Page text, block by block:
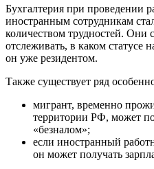
Бухгалтерия при проведении
иностранным сотрудникам
количеством трудностей. Они
отслеживать, в каком статусе
он уже резидентом.
Также существует ряд
мигрант, временно
территории РФ, может
«безналом»;
если иностранный
он может получать